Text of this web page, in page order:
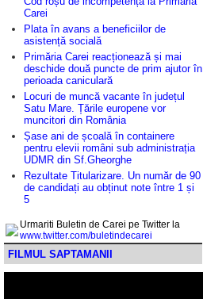
Carei
Plata în avans a beneficiilor de
asistență socială
Primăria Carei reacționează și mai
deschide două puncte de prim ajutor în
perioada caniculară
Locuri de muncă vacante în județul
Satu Mare. Țările europene vor
muncitori din România
Șase ani de școală în containere
pentru elevii români sub administrația
UDMR din Sf.Gheorghe
Rezultate Titularizare. Un număr de 90
de candidați au obținut note între 1 și
5
Urmariti Buletin de Carei pe Twitter la
www.twitter.com/buletindecarei
FILMUL SAPTAMANII